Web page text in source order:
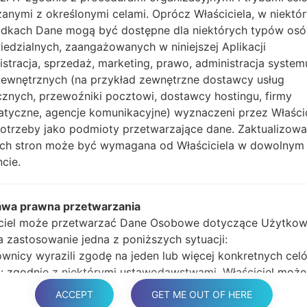
głośności i klawisz
Naciśnij i
głośności, następnie
Naciśnij i
głośności i klawisz
Podłącz kabel
przycisk Bixby i
Naciśnij i
głośności.
Na koniec naciśnij
ponownie i odłączy
z określonymi celami. Oprócz Właściciela, w
Dane mogą być dostępne dla niektórych typów
zaangażowanych w niniejszej Aplikacji
sprzedaż, marketing, prawo, administracja
(na przykład zewnętrzne dostawcy usług
przewoźniki pocztowi, dostawcy hostingu, firmy
agencje komunikacyjne) wyznaczeni przez
jako podmioty przetwarzające dane.
stron może być wymagana od Właściciela w dowolnym
prawna przetwarzania
może przetwarzać Dane Osobowe dotyczące
zastosowanie jedna z poniższych sytuacji:
wyrazili zgodę na jeden lub więcej konkretnych
zgodnie z niektórymi ustawodawstwami, Właściciel
na przetwarzanie danych osobowych, dopóki Użytkownik
ACCEPT GET ME OUT OF HERE